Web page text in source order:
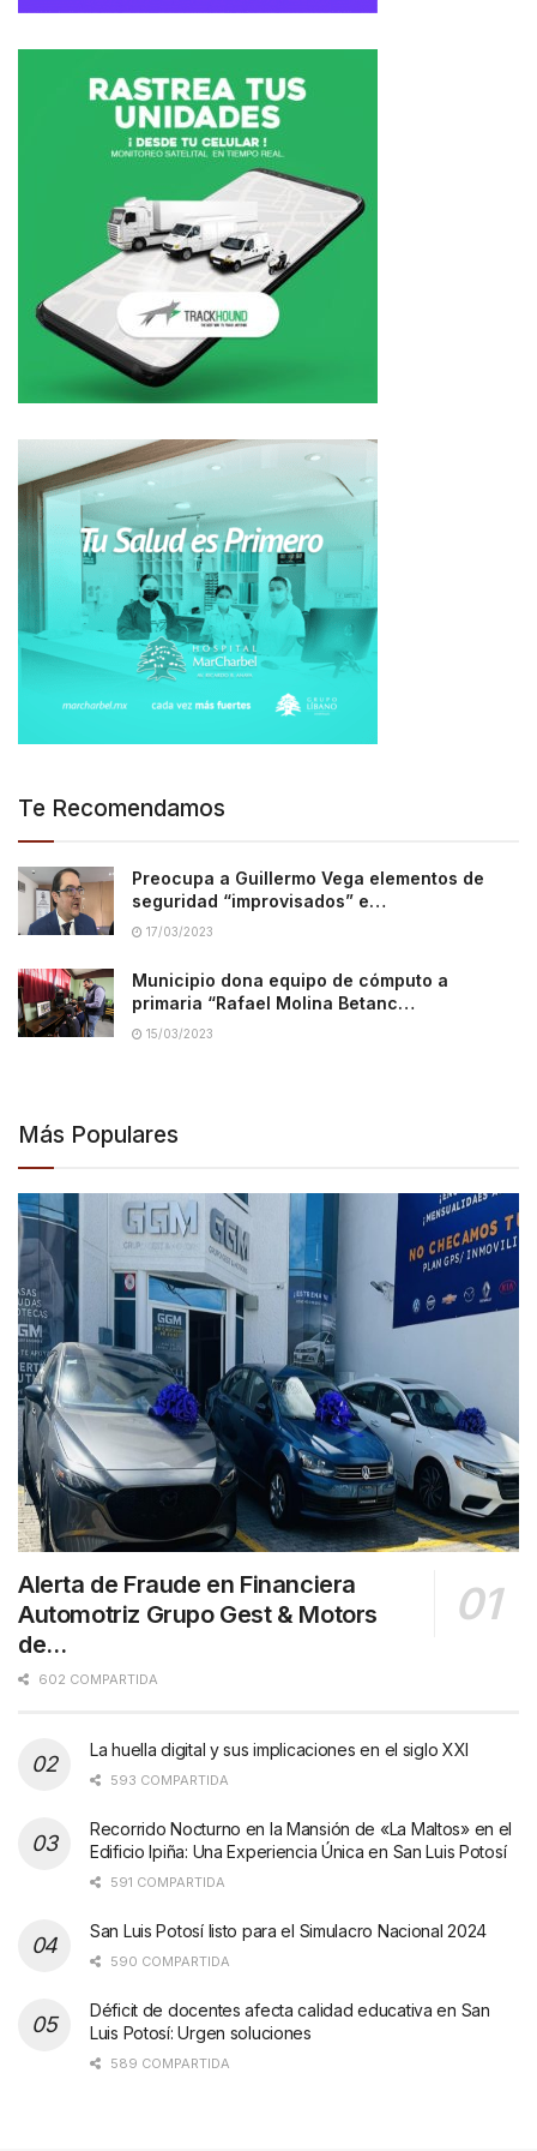
Te Recomendamos
Preocupa a Guillermo Vega elementos de
seguridad “improvisados” e…
17/03/2023
Municipio dona equipo de cómputo a
primaria “Rafael Molina Betanc…
15/03/2023
Más Populares
Alerta de Fraude en Financiera
Automotriz Grupo Gest & Motors
de…
602 COMPARTIDA
La huella digital y sus implicaciones en el siglo XXI
593 COMPARTIDA
Recorrido Nocturno en la Mansión de «La Maltos» en el
Edificio Ipiña: Una Experiencia Única en San Luis Potosí
591 COMPARTIDA
San Luis Potosí listo para el Simulacro Nacional 2024
590 COMPARTIDA
Déficit de docentes afecta calidad educativa en San
Luis Potosí: Urgen soluciones
589 COMPARTIDA